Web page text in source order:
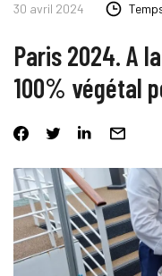
30 avril 2024
Paris 2024. A
100% végétal